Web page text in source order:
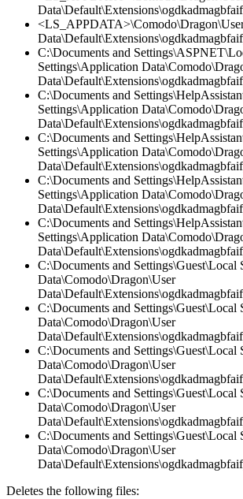
C:\Documents and
Settings\Application
C:\Documents and
Settings\Application
C:\Documents and
Settings\Application
C:\Documents and
Settings\Application
C:\Documents and
Settings\Application
C:\Documents and Settings\Guest\Local
Data\Comodo\Dragon\User
C:\Documents and Settings\Guest\Local
Data\Comodo\Dragon\User
C:\Documents and Settings\Guest\Local
Data\Comodo\Dragon\User
C:\Documents and Settings\Guest\Local
Data\Comodo\Dragon\User
C:\Documents and Settings\Guest\Local
Data\Comodo\Dragon\User
Deletes the following files: